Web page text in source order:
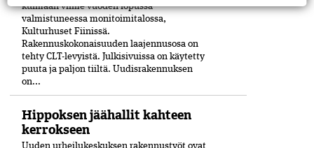
kulmaan viime vuoden lopussa
valmistuneessa moni­toimitalossa,
Kulturhuset Fiinissä.
Rakennuskokonaisuuden laajennusosa on
tehty CLT-levyistä. Julkisivuissa on käytetty
puuta ja paljon tiiltä. Uudisrakennuksen
on...
Hippoksen jäähallit kahteen
kerrokseen
Uuden urheilukeskuksen rakennustyöt ovat